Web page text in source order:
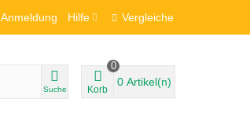
Anmeldung Hilfe Vergleiche
Suche Korb
0
0 Artikel(n)